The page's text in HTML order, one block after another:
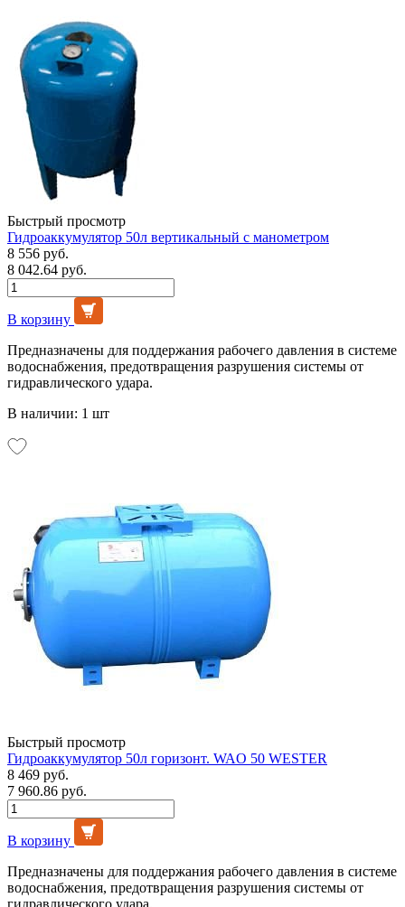
Быстрый просмотр
Гидроаккумулятор 50л вертикальный с манометром
8 556 руб.
8 042.64 руб.
В корзину
Предназначены для поддержания рабочего давления в системе
водоснабжения, предотвращения разрушения системы от
гидравлического удара.
В наличии: 1 шт
Быстрый просмотр
Гидроаккумулятор 50л горизонт. WAO 50 WESTER
8 469 руб.
7 960.86 руб.
В корзину
Предназначены для поддержания рабочего давления в системе
водоснабжения, предотвращения разрушения системы от
гидравлического удара.